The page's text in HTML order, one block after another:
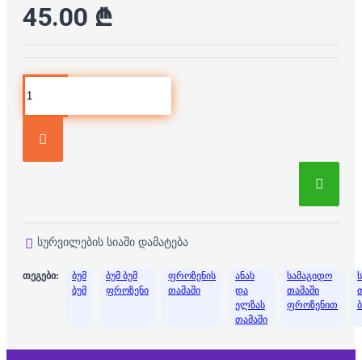
45.00 ₾
სურვილების სიაში დამატება
თეგები:
ბუმ
ბუმ
ბუმ ბუმ
ფროზენი
ფროზენის
თამაში
ანას
და
ელზას
თამაში
სამაგიდო
თამაში
ფროზენით